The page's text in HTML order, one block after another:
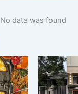
No data was found